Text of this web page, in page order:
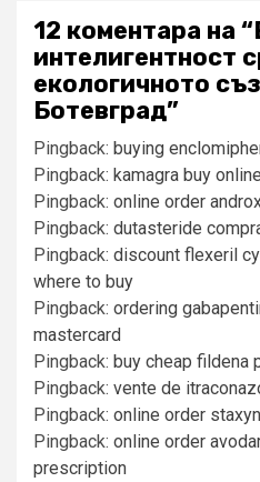
12 коментара на “
интелигентност
екологичното
Ботевград”
Pingback: buying
Pingback: kamagra buy
Pingback: online order
Pingback: dutasteride
Pingback: discount flexeril
where to buy
Pingback: ordering
mastercard
Pingback: buy cheap fildena
Pingback: vente de
Pingback: online order
Pingback: online order
prescription